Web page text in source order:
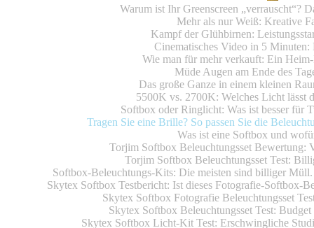
Warum ist Ihr Greenscreen „verrauscht“?
Mehr als nur Weiß: Kreative
Kampf der Glühbirnen:
Cinematisches Video in 5
Wie man für mehr verkauft: Ein
Müde Augen am Ende des
Das große Ganze in einem kleinen
5500K vs. 2700K: Welches Licht lässt
Softbox oder Ringlicht: Was ist besser für
Tragen Sie eine Brille? So passen Sie die
Was ist eine Softbox und
Torjim Softbox Beleuchtungsset Bewertung:
Torjim Softbox Beleuchtungsset Test:
Softbox-Beleuchtungs-Kits: Die meisten sind billiger
Skytex Softbox Testbericht: Ist dieses Fotografie-Softbox-
Skytex Softbox Fotografie Beleuchtungsset
Skytex Softbox Beleuchtungsset Test:
Skytex Softbox Licht-Kit Test: Erschwingliche